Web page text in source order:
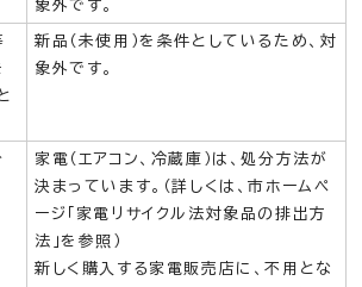
象外です。
新品（未使用）を条件としているため、対
象外です。
家電（エアコン、冷蔵庫）は、処分方法が
決まっています。（詳しくは、市ホームペ
ージ「家電リサイクル法対象品の排出方
法」を参照）
新しく購入する家電販売店に、不用とな